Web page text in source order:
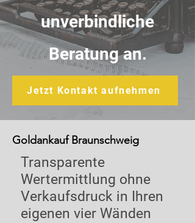
unverbindliche
Beratung an.
Jetzt Kontakt aufnehmen
Goldankauf Braunschweig
Transparente
Wertermittlung ohne
Verkaufsdruck in Ihren
eigenen vier Wänden